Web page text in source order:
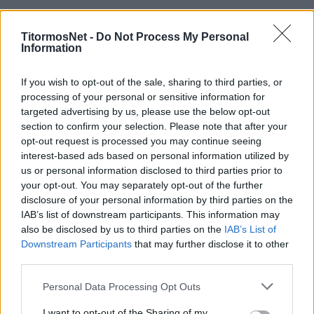
TitormosNet - Do Not Process My Personal
Information
If you wish to opt-out of the sale, sharing to third parties, or
processing of your personal or sensitive information for
targeted advertising by us, please use the below opt-out
section to confirm your selection. Please note that after your
opt-out request is processed you may continue seeing
interest-based ads based on personal information utilized by
us or personal information disclosed to third parties prior to
your opt-out. You may separately opt-out of the further
disclosure of your personal information by third parties on the
IAB’s list of downstream participants. This information may
also be disclosed by us to third parties on the IAB’s List of
Downstream Participants that may further disclose it to other
Personal Data Processing Opt Outs
Η συγκεκριμένη καταγγελία έχει γίνει στην
Επιτροπή Δεοντολογίας της ΕΠΟ, ενώ όταν η
να προπονείται με τους συμπαίκτες του . Η
ΠΑΕ έκρινε πως μέχρι να ξεκαθαρίσει η
υπόθεση, ο εν λόγω παίκτης θα απέχει από τις
υποχρεώσεις της ομάδας του.
Η ποινή που μπορεί να επιβληθεί σε
περίπτωση ενοχής είναι από πρόστιμο μέχρι
απαγόρευση ενασχόλησης με το ποδόσφαιρο.
Κι όλα αυτά σε επίπεδο αθλητικού νόμου, αφού
υπάρχει και το ποινικό σκέλος, όπου οι ποινές
μπορεί να είναι βαρύτερες.
Με τη συγκεκριμένη καταγγελία ασχολείται η
πρόεδρος της Επιτροπής Δεοντολογίας,